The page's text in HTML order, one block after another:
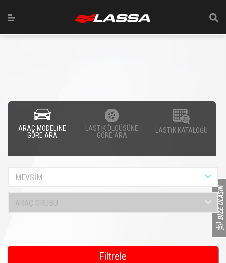
ARAÇ MODELİNE
GÖRE ARA
LASTİK ÖLÇÜSÜNE
GÖRE ARA
LASTİK KATALOĞU
MEVSİM
ARAÇ GRUBU
Filtrele